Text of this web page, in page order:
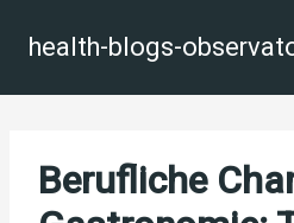
Inhalt
springenhealth-blogs-
Berufliche